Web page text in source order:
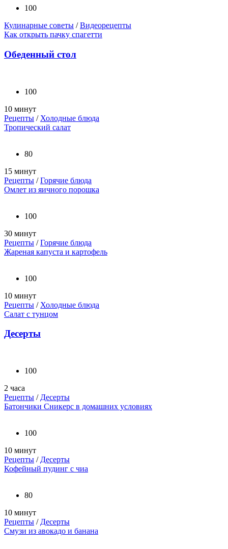
100
Кулинарные советы /Видеорецепты
Как открыть пачку спагетти
Обеденный стол
100
10 минут
Рецепты / Холодные блюда
Тропический салат
80
15 минут
Рецепты /Горячие блюда
Омлет из яичного порошка
100
30 минут
Рецепты /Горячие блюда
Жареная капуста и картофель
100
10 минут
Рецепты / Холодные блюда
Салат с тунцом
Десерты
100
2 часа
Рецепты / Десерты
Батончики Сникерс в домашних условиях
100
10 минут
Рецепты / Десерты
Кофейный пудинг с чиа
80
10 минут
Рецепты / Десерты
Смузи из авокадо и банана